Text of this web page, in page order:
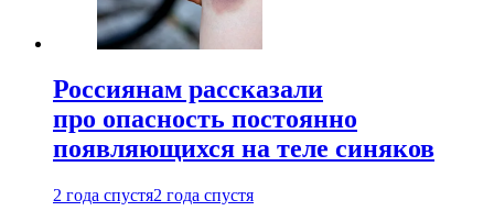
Россиянам рассказали
про опасность постоянно
появляющихся на теле синяков
2 года спустя2 года спустя